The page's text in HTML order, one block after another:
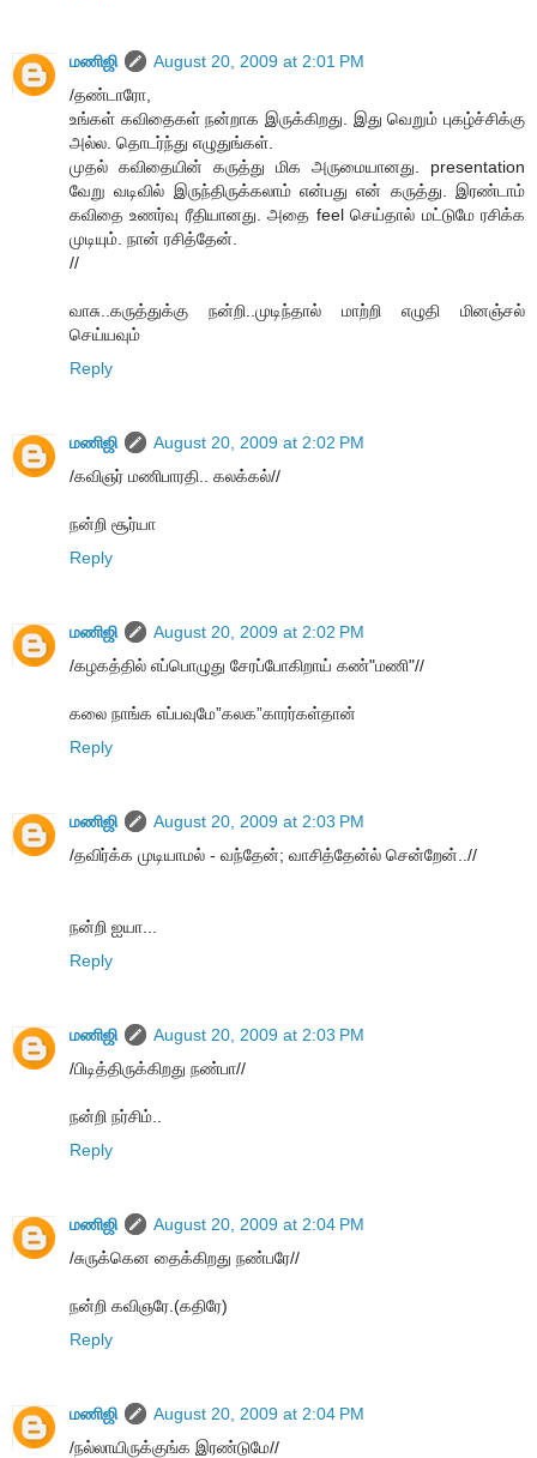
மணிஜி
August 20, 2009 at 2:01 PM
/தண்டாரோ,
உங்கள் கவிதைகள் நன்றாக இருக்கிறது. இது வெறும் புகழ்ச்சிக்கு
அல்ல. தொடர்ந்து எழுதுங்கள்.
முதல் கவிதையின் கருத்து மிக அருமையானது. presentation
வேறு வடிவில் இருந்திருக்கலாம் என்பது என் கருத்து. இரண்டாம்
கவிதை உணர்வு ரீதியானது. அதை feel செய்தால் மட்டுமே ரசிக்க
முடியும். நான் ரசித்தேன்.
//
வாசு..கருத்துக்கு நன்றி..முடிந்தால் மாற்றி எழுதி மினஞ்சல்
செய்யவும்
Reply
மணிஜி
August 20, 2009 at 2:02 PM
/கவிஞர் மணிபாரதி.. கலக்கல்//
நன்றி சூர்யா
Reply
மணிஜி
August 20, 2009 at 2:02 PM
/கழகத்தில் எப்பொழுது சேரப்போகிறாய் கண்"மணி"//
கலை நாங்க எப்பவுமே”கலக”காரர்கள்தான்
Reply
மணிஜி
August 20, 2009 at 2:03 PM
/தவிர்க்க முடியாமல் - வந்தேன்; வாசித்தேன்ல் சென்றேன்..//
நன்றி ஐயா...
Reply
மணிஜி
August 20, 2009 at 2:03 PM
/பிடித்திருக்கிறது நண்பா//
நன்றி நர்சிம்..
Reply
மணிஜி
August 20, 2009 at 2:04 PM
/சுருக்கென தைக்கிறது நண்பரே//
நன்றி கவிஞரே.(கதிரே)
Reply
மணிஜி
August 20, 2009 at 2:04 PM
/நல்லாயிருக்குங்க இரண்டுமே//